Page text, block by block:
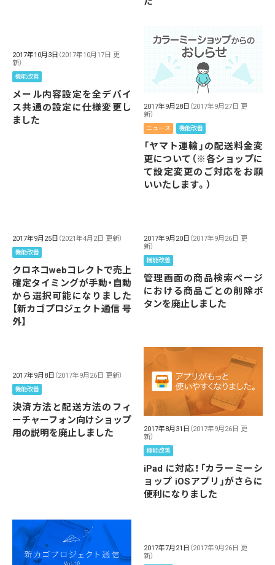
2017年10月3日 （2017年10月17日 更
新）
機能改善
メール内容設定を全デバイ
ス共通の設定に仕様変更し
ました
2017年9月28日 （2017年9月27日 更
新）
ニュース 機能改善
「ヤマト運輸」の配送料金変
更について（※各ショップに
て設定変更のご対応をお願
いいたします。）
2017年9月25日 （2021年4月2日 更新）
機能改善
クロネコwebコレクトで売上
確定タイミングが手動・自動
から選択可能になりました
【新カゴプロジェクト通信 号
外】
2017年9月20日 （2017年9月26日 更
新）
機能改善
管理画面の商品検索ページ
における商品ごとの削除ボ
タンを廃止しました
2017年9月8日 （2017年9月26日 更新）
機能改善
決済方法と配送方法のフィ
ーチャーフォン向けショップ
用の説明を廃止しました
2017年8月31日 （2017年9月26日 更
新）
機能改善
iPad に対応！「カラーミーシ
ョップ iOSアプリ」がさらに
便利になりました
2017年7月21日 （2017年9月26日 更
新）